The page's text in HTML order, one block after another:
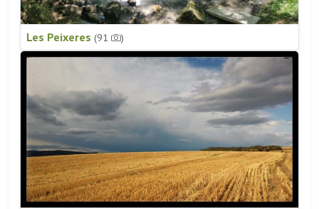
Les Peixeres (91 )